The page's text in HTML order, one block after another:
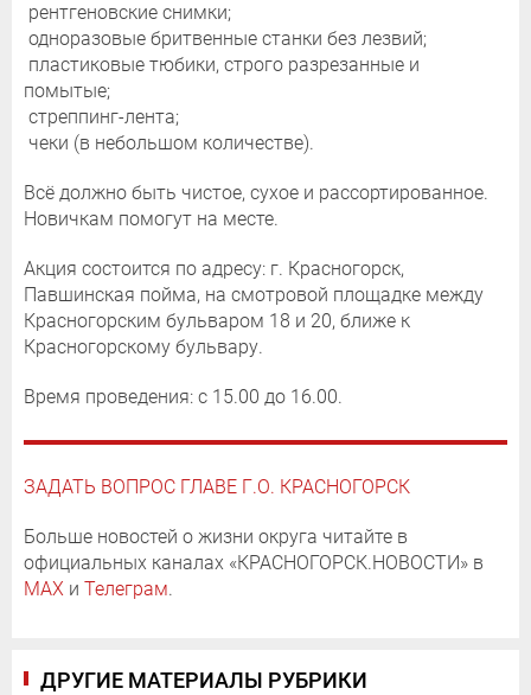
рентгеновские снимки;
одноразовые бритвенные станки без лезвий;
пластиковые тюбики, строго разрезанные и
помытые;
стреппинг-лента;
чеки (в небольшом количестве).
Всё должно быть чистое, сухое и рассортированное.
Новичкам помогут на месте.
Акция состоится по адресу: г. Красногорск,
Павшинская пойма, на смотровой площадке между
Красногорским бульваром 18 и 20, ближе к
Красногорскому бульвару.
Время проведения: с 15.00 до 16.00.
ЗАДАТЬ ВОПРОС ГЛАВЕ Г.О. КРАСНОГОРСК
Больше новостей о жизни округа читайте в
официальных каналах «КРАСНОГОРСК.НОВОСТИ» в
MAX и Телеграм.
ДРУГИЕ МАТЕРИАЛЫ РУБРИКИ